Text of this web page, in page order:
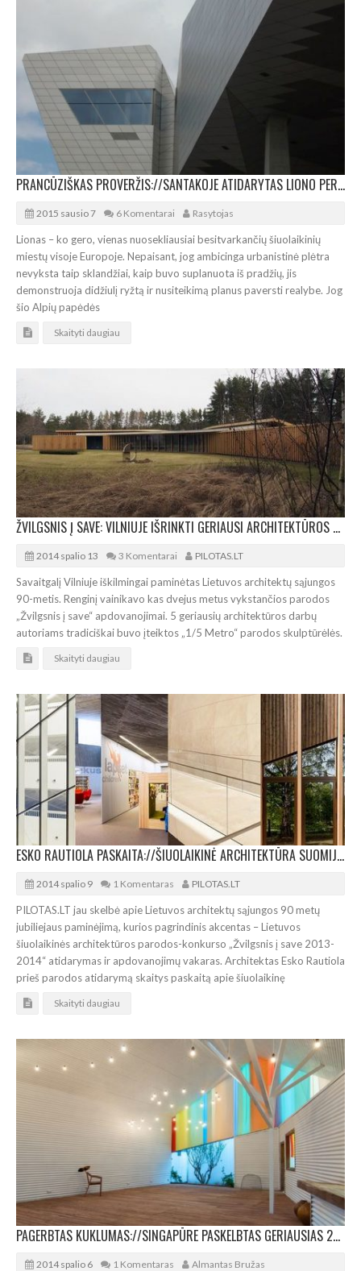
PRANCŪZIŠKAS PROVERŽIS://SANTAKOJE ATIDARYTAS LIONO PERTVARKYMO SIMBOLIS
2015 sausio 7 6 Komentarai Rasytojas
Lionas – ko gero, vienas nuosekliausiai besitvarkančių šiuolaikinių
miestų visoje Europoje. Nepaisant, jog ambicinga urbanistinė plėtra
nevyksta taip sklandžiai, kaip buvo suplanuota iš pradžių, jis
demonstruoja didžiulį ryžtą ir nusiteikimą planus paversti realybe. Jog
šio Alpių papėdės
Skaityti daugiau
ŽVILGSNIS Į SAVE: VILNIUJE IŠRINKTI GERIAUSI ARCHITEKTŪROS DARBAI
2014 spalio 13 3 Komentarai PILOTAS.LT
Savaitgalį Vilniuje iškilmingai paminėtas Lietuvos architektų sąjungos
90-metis. Renginį vainikavo kas dvejus metus vykstančios parodos
„Žvilgsnis į save“ apdovanojimai. 5 geriausių architektūros darbų
autoriams tradiciškai buvo įteiktos „1/5 Metro“ parodos skulptūrėlės.
Skaityti daugiau
ESKO RAUTIOLA PASKAITA://ŠIUOLAIKINĖ ARCHITEKTŪRA SUOMIJOJE
2014 spalio 9 1 Komentaras PILOTAS.LT
PILOTAS.LT jau skelbė apie Lietuvos architektų sąjungos 90 metų
jubiliejaus paminėjimą, kurios pagrindinis akcentas – Lietuvos
šiuolaikinės architektūros parodos-konkurso „Žvilgsnis į save 2013-
2014“ atidarymas ir apdovanojimų vakaras. Architektas Esko Rautiola
prieš parodos atidarymą skaitys paskaitą apie šiuolaikinę
Skaityti daugiau
PAGERBTAS KUKLUMAS://SINGAPŪRE PASKELBTAS GERIAUSIAS 2014-ŲJŲ PASTATAS
2014 spalio 6 1 Komentaras Almantas Bružas